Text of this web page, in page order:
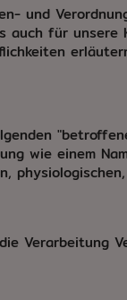
und
auch für unsere
wie einem
Verarbeitung